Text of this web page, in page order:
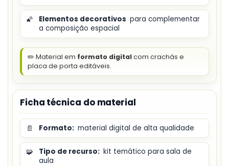
🌠 Elementos decorativos para complementar
a composição espacial
✏️ Material em formato digitalcom crachás e
placa de porta editáveis.
Ficha técnica do material
📄 Formato: material digital de alta qualidade
🧩 Tipo de recurso: kit temático para sala de
aula